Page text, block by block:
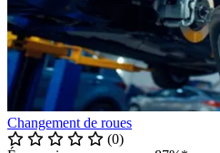
Changement de roues
(0)